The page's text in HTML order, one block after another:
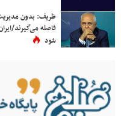
ظریف: بدون مدیریت
فاصله می‌گیرند/
شود